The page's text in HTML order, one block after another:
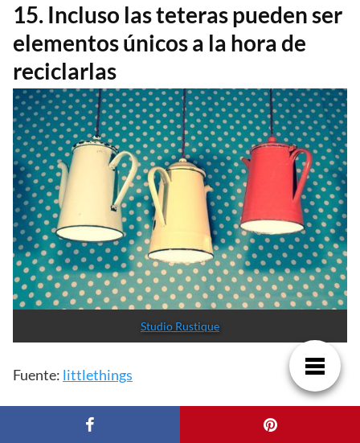
15. Incluso las teteras pueden ser
elementos únicos a la hora de
reciclarlas
Studio Rustique
Fuente: littlethings